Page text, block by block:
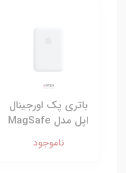
باتری پک اورجینال
اپل مدل MagSafe
ناموجود